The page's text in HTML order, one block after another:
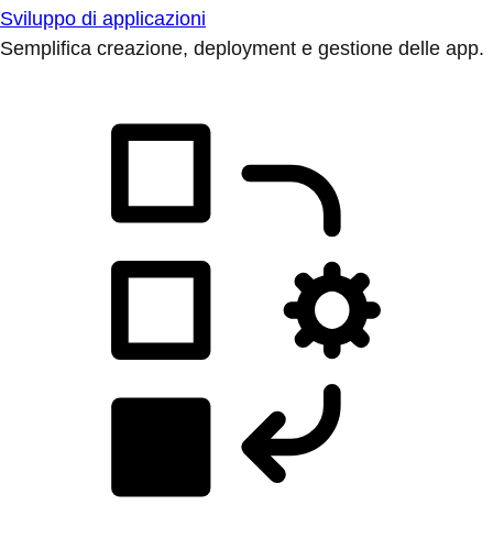
Sviluppo di applicazioni
Semplifica creazione, deployment e gestione delle app.